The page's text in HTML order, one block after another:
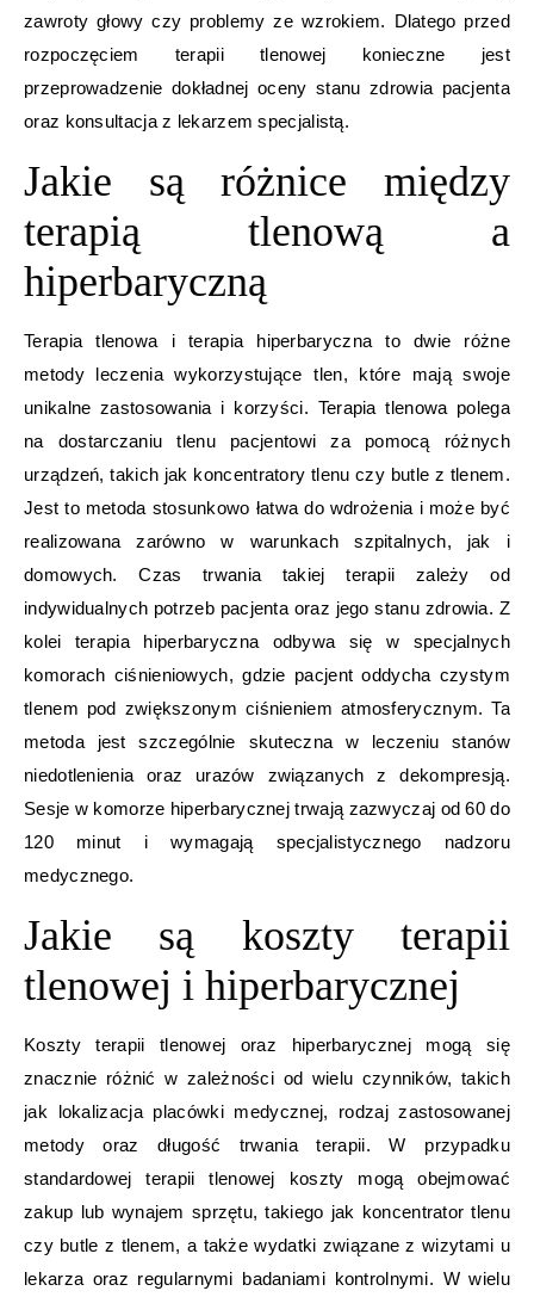
zawroty głowy czy problemy ze wzrokiem. Dlatego przed
rozpoczęciem terapii tlenowej konieczne jest
przeprowadzenie dokładnej oceny stanu zdrowia pacjenta
oraz konsultacja z lekarzem specjalistą.
Jakie są różnice między
terapią tlenową a
hiperbaryczną
Terapia tlenowa i terapia hiperbaryczna to dwie różne
metody leczenia wykorzystujące tlen, które mają swoje
unikalne zastosowania i korzyści. Terapia tlenowa polega
na dostarczaniu tlenu pacjentowi za pomocą różnych
urządzeń, takich jak koncentratory tlenu czy butle z tlenem.
Jest to metoda stosunkowo łatwa do wdrożenia i może być
realizowana zarówno w warunkach szpitalnych, jak i
domowych. Czas trwania takiej terapii zależy od
indywidualnych potrzeb pacjenta oraz jego stanu zdrowia. Z
kolei terapia hiperbaryczna odbywa się w specjalnych
komorach ciśnieniowych, gdzie pacjent oddycha czystym
tlenem pod zwiększonym ciśnieniem atmosferycznym. Ta
metoda jest szczególnie skuteczna w leczeniu stanów
niedotlenienia oraz urazów związanych z dekompresją.
Sesje w komorze hiperbarycznej trwają zazwyczaj od 60 do
120 minut i wymagają specjalistycznego nadzoru
medycznego.
Jakie są koszty terapii
tlenowej i hiperbarycznej
Koszty terapii tlenowej oraz hiperbarycznej mogą się
znacznie różnić w zależności od wielu czynników, takich
jak lokalizacja placówki medycznej, rodzaj zastosowanej
metody oraz długość trwania terapii. W przypadku
standardowej terapii tlenowej koszty mogą obejmować
zakup lub wynajem sprzętu, takiego jak koncentrator tlenu
czy butle z tlenem, a także wydatki związane z wizytami u
lekarza oraz regularnymi badaniami kontrolnymi. W wielu